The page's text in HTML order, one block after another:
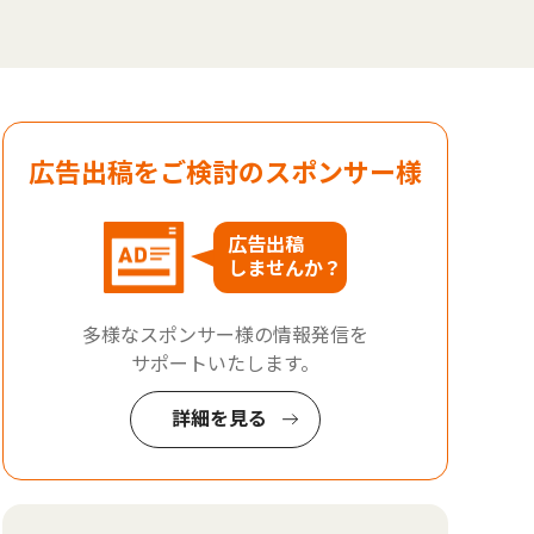
広告出稿をご検討のスポンサー様
広告出稿
しませんか？
多様なスポンサー様の情報発信を
サポートいたします。
詳細を見る